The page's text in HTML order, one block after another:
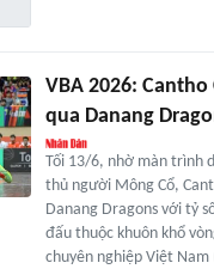
VBA 2026:
qua Danang
Tối 13/6, nhờ màn trình
thủ người Mông Cổ,
Danang Dragons với tỷ
đấu thuộc khuôn khổ
chuyên nghiệp Việt Nam